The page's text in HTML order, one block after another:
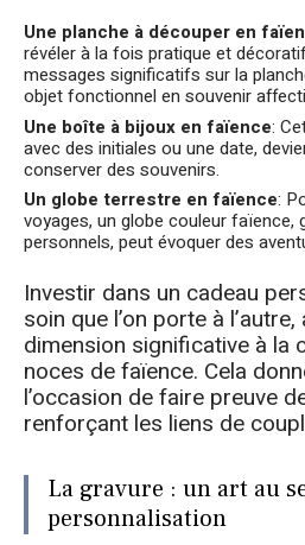
Une planche à découper en
révéler à la fois pratique et
messages significatifs sur la
objet fonctionnel en souvenir
Une boîte à bijoux en faïence:
avec des initiales ou une date,
conserver des souvenirs.
Un globe terrestre en faïence:
voyages, un globe couleur faïence,
personnels, peut évoquer des
Investir dans un cadeau
soin que l’on porte à
dimension significative à la
noces de faïence. Cela
l’occasion de faire preuve
renforçant les liens de
La gravure : un art au
personnalisation